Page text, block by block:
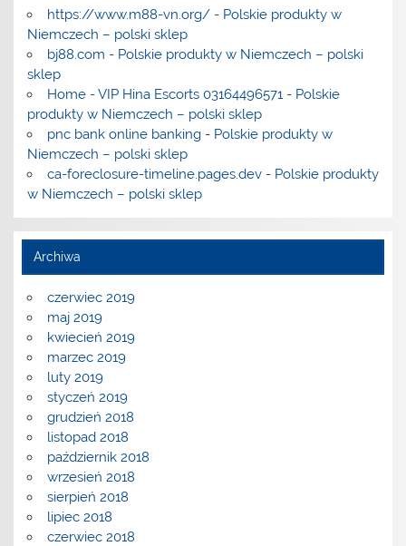
https://www.m88-vn.org/- Polskie produkty w
Niemczech – polski sklep
bj88.com - Polskie produkty w Niemczech – polski
sklep
Home - VIP Hina Escorts 03164496571- Polskie
produkty w Niemczech – polski sklep
pnc bank online banking- Polskie produkty w
Niemczech – polski sklep
ca-foreclosure-timeline.pages.dev- Polskie produkty
w Niemczech – polski sklep
Archiwa
czerwiec 2019
maj 2019
kwiecień 2019
marzec 2019
luty 2019
styczeń 2019
grudzień 2018
listopad 2018
październik 2018
wrzesień 2018
sierpień 2018
lipiec 2018
czerwiec 2018